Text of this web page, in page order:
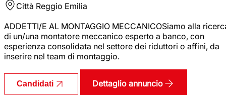
Città Reggio Emilia
ADDETTI/E AL MONTAGGIO MECCANICOSiamo alla
di un/una montatore meccanico esperto a banco, con
esperienza consolidata nel settore dei riduttori o affini, da
inserire nel team di montaggio.
Candidati Dettaglio annuncio